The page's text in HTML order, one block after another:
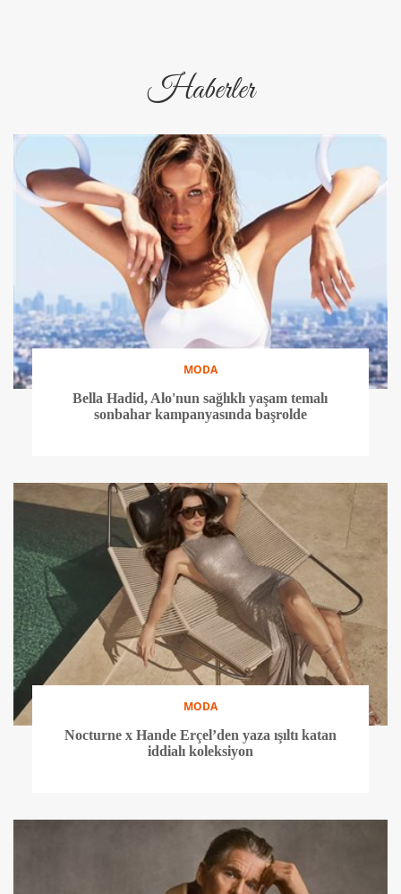
Haberler
MODA
Bella Hadid, Alo'nun sağlıklı yaşam temalı
sonbahar kampanyasında başrolde
MODA
Nocturne x Hande Erçel’den yaza ışıltı katan
iddialı koleksiyon